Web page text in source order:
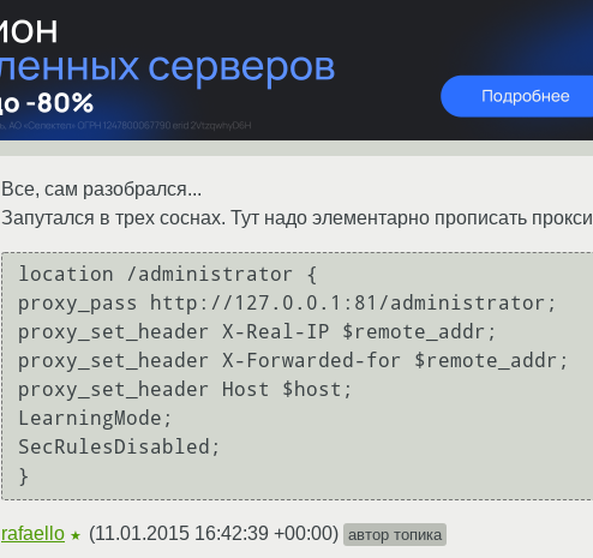
Все, сам разобрался...
Запутался в трех соснах. Тут надо элементарно прописать прокси
location /administrator {
proxy_pass http://127.0.0.1:81/administrator;
proxy_set_header X-Real-IP $remote_addr;
proxy_set_header X-Forwarded-for $remote_addr;
proxy_set_header Host $host;
LearningMode;
SecRulesDisabled;
}
rafaello ★ (11.01.2015 16:42:39 +00:00) автор топика